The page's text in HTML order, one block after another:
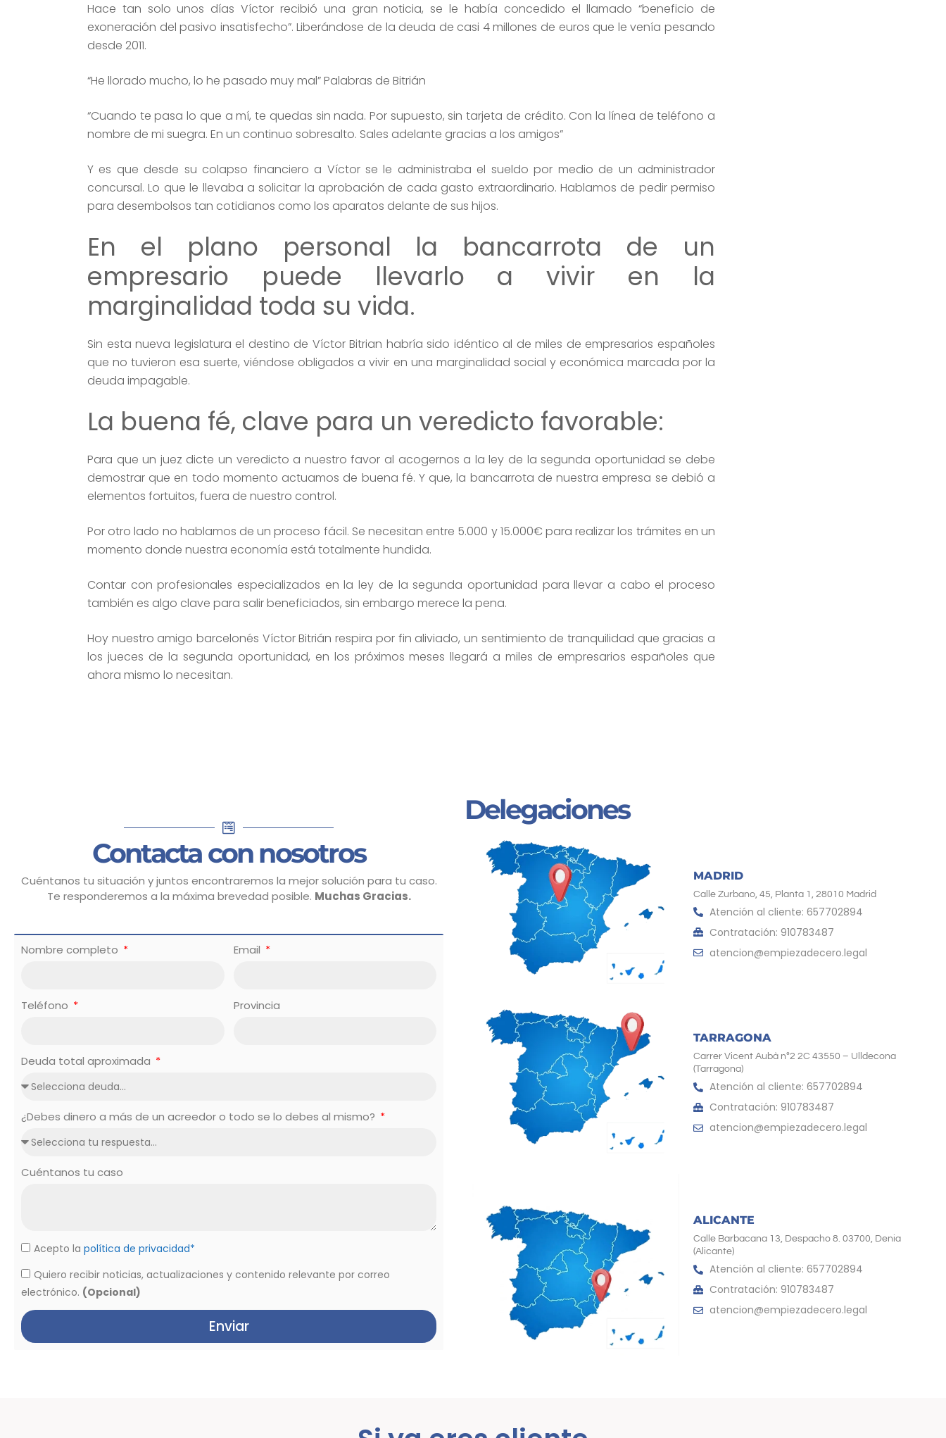
Hace tan solo unos días Víctor recibió una gran noticia, se le había concedido el llamado “beneficio de
exoneración del pasivo insatisfecho”. Liberándose de la deuda de casi 4 millones de euros que le venía pesando
desde 2011.
“He llorado mucho, lo he pasado muy mal” Palabras de Bitrián
“Cuando te pasa lo que a mí, te quedas sin nada. Por supuesto, sin tarjeta de crédito. Con la línea de teléfono a
nombre de mi suegra. En un continuo sobresalto. Sales adelante gracias a los amigos”
Y es que desde su colapso financiero a Víctor se le administraba el sueldo por medio de un administrador
concursal. Lo que le llevaba a solicitar la aprobación de cada gasto extraordinario. Hablamos de pedir permiso
para desembolsos tan cotidianos como los aparatos delante de sus hijos.
En el plano personal la bancarrota de un
empresario puede llevarlo a vivir en la
marginalidad toda su vida.
Sin esta nueva legislatura el destino de Víctor Bitrian habría sido idéntico al de miles de empresarios españoles
que no tuvieron esa suerte, viéndose obligados a vivir en una marginalidad social y económica marcada por la
deuda impagable.
La buena fé, clave para un veredicto favorable:
Para que un juez dicte un veredicto a nuestro favor al acogernos a la ley de la segunda oportunidad se debe
demostrar que en todo momento actuamos de buena fé. Y que, la bancarrota de nuestra empresa se debió a
elementos fortuitos, fuera de nuestro control.
Por otro lado no hablamos de un proceso fácil. Se necesitan entre 5.000 y 15.000€ para realizar los trámites en un
momento donde nuestra economía está totalmente hundida.
Contar con profesionales especializados en la ley de la segunda oportunidad para llevar a cabo el proceso
también es algo clave para salir beneficiados, sin embargo merece la pena.
Hoy nuestro amigo barcelonés Víctor Bitrián respira por fin aliviado, un sentimiento de tranquilidad que gracias a
los jueces de la segunda oportunidad, en los próximos meses llegará a miles de empresarios españoles que
ahora mismo lo necesitan.
Contacta con nosotros
Cuéntanos tu situación y juntos encontraremos la mejor solución para tu caso.
Te responderemos a la máxima brevedad posible. Muchas Gracias.
Nombre completo Email
Teléfono Provincia
Deuda total aproximada
¿Debes dinero a más de un acreedor o todo se lo debes al mismo?
Cuéntanos tu caso
Acepto la política de privacidad*
Quiero recibir noticias, actualizaciones y contenido relevante por correo
electrónico. (Opcional)
Enviar
Delegaciones
MADRID
Calle Zurbano, 45, Planta 1, 28010 Madrid
Atención al cliente: 657702894
Contratación: 910783487
atencion@empiezadecero.legal
TARRAGONA
Carrer Vicent Aubà nº2 2C 43550 – Ulldecona
(Tarragona)
Atención al cliente: 657702894
Contratación: 910783487
atencion@empiezadecero.legal
ALICANTE
Calle Barbacana 13, Despacho 8. 03700, Denia
(Alicante)
Atención al cliente: 657702894
Contratación: 910783487
atencion@empiezadecero.legal